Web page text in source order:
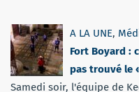
A LA UNE,
Fort Boyard :
pas trouvé le
Samedi soir, l'équipe de